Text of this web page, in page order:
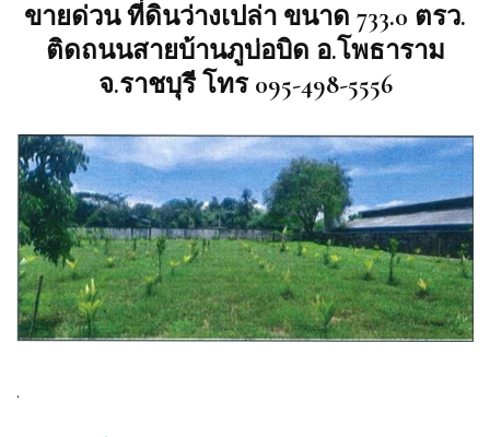
ขายด่วน ที่ดินว่างเปล่า ขนาด 733.0 ตรว.
ติดถนนสายบ้านภูบ่อบิด อ.โพธาราม
จ.ราชบุรี โทร 095-498-5556
.